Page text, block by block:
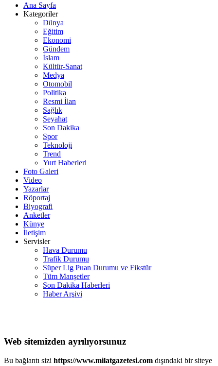
Ana Sayfa
Kategoriler
Dünya
Eğitim
Ekonomi
Gündem
İslam
Kültür-Sanat
Medya
Otomobil
Politika
Resmi İlan
Sağlık
Seyahat
Son Dakika
Spor
Teknoloji
Trend
Yurt Haberleri
Foto Galeri
Video
Yazarlar
Röportaj
Biyografi
Anketler
Künye
İletişim
Servisler
Hava Durumu
Trafik Durumu
Süper Lig Puan Durumu ve Fikstür
Tüm Manşetler
Son Dakika Haberleri
Haber Arşivi
Web sitemizden ayrılıyorsunuz
Bu bağlantı sizi https://www.milatgazetesi.com dışındaki bir siteye